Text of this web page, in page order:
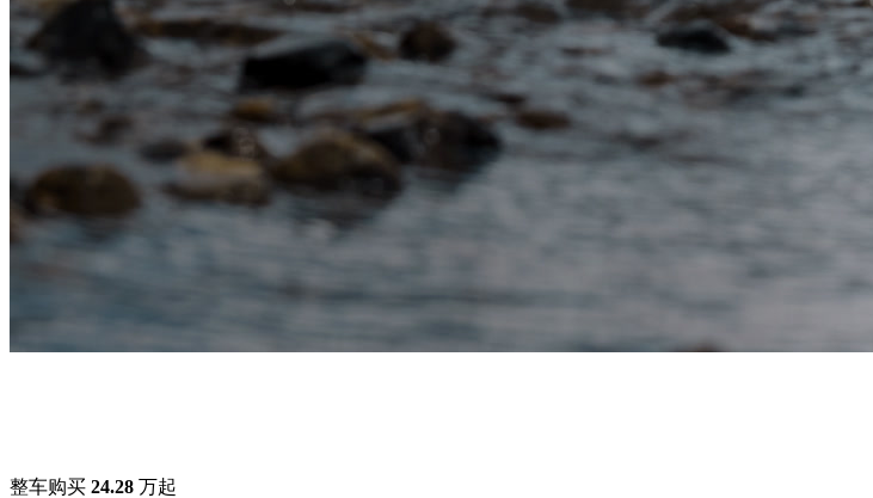
整车购买 24.28 万起